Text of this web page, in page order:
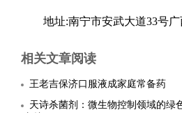
地址:南宁市安武大道33号
相关文章阅读
王老吉保济口服液成家庭常备药
天诗杀菌剂：微生物控制领域的绿